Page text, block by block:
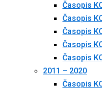
Časopis
Časopis
Časopis
Časopis
Časopis
2011 – 2020
Časopis